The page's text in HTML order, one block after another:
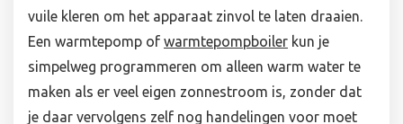
vuile kleren om het apparaat zinvol te laten draaien.
Een warmtepomp of warmtepompboiler kun je
simpelweg programmeren om alleen warm water te
maken als er veel eigen zonnestroom is, zonder dat
je daar vervolgens zelf nog handelingen voor moet